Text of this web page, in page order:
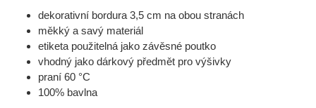
dekorativní bordura 3,5 cm na obou stranách
měkký a savý materiál
etiketa použitelná jako závěsné poutko
vhodný jako dárkový předmět pro výšivky
praní 60 °C
100% bavlna